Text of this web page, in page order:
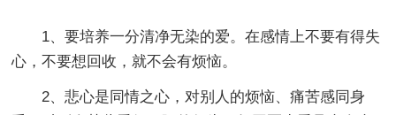
1、要培养一分清净无染的爱。在感情上不要有得失
心，不要想回收，就不会有烦恼。
2、悲心是同情之心，对别人的烦恼、痛苦感同身